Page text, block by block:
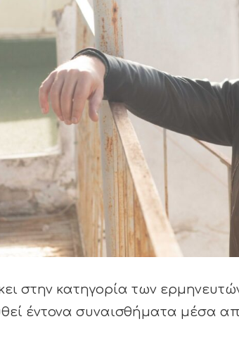
στην κατηγορία των
έντονα συναισθήματα μέσα